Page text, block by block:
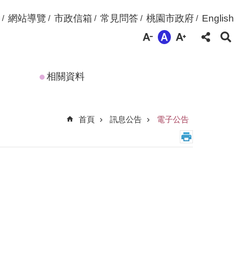
網站導覽 市政信箱 常見問答 桃園市政府 English
相關資料
首頁
訊息公告 電子公告